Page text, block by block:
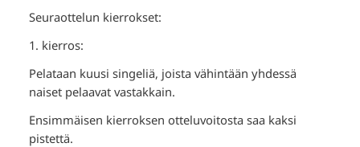
Seuraottelun kierrokset:
1. kierros:
Pelataan kuusi singeliä, joista vähintään yhdessä
naiset pelaavat vastakkain.
Ensimmäisen kierroksen otteluvoitosta saa kaksi
pistettä.